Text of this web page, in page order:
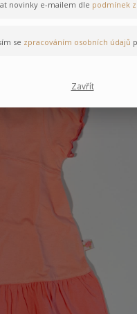
novinky e-mailem dle podmínek
se zpracováním osobních údajů
Zavřít